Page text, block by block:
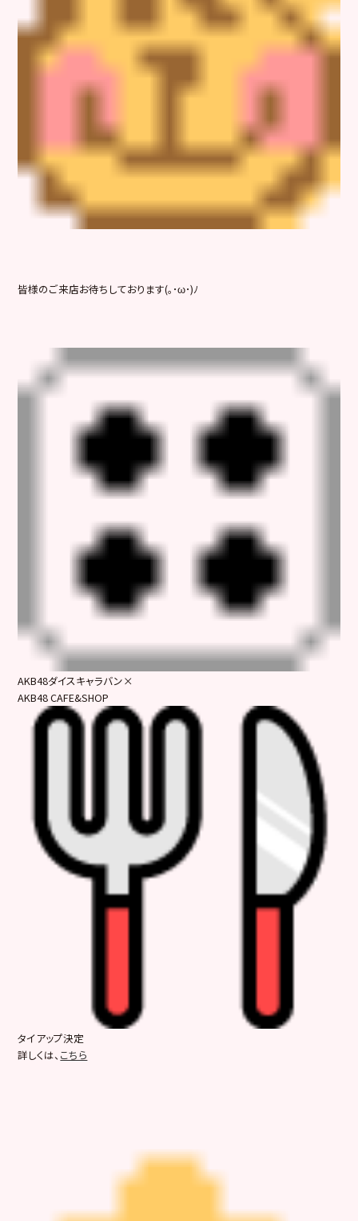
皆様のご来店お待ちしております(｡･ω･)ﾉ
AKB48ダイスキャラバン×
AKB48 CAFE&SHOP
タイアップ決定
詳しくは、 こちら